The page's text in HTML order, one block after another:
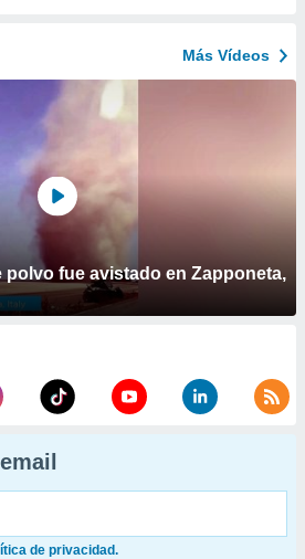
Más Vídeos
polvo fue avistado en Zapponeta,
de privacidad.